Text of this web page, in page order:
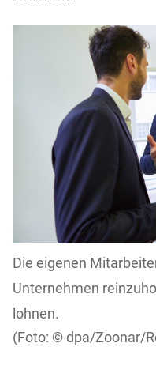
Die eigenen
Unternehmen
lohnen.
dpa/Zoonar/